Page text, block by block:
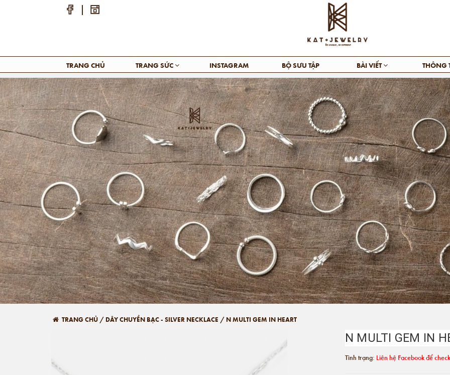
TRANG CHỦ TRANG SỨC INSTAGRAM BỘ SƯU TẬP BÀI VIẾT THÔNG
TRANG CHỦ / DÂY CHUYỀN BẠC - SILVER NECKLACE / N MULTI GEM IN HEART
N MULTI GEM IN
Tình trạng: Liên hệ Facebook để